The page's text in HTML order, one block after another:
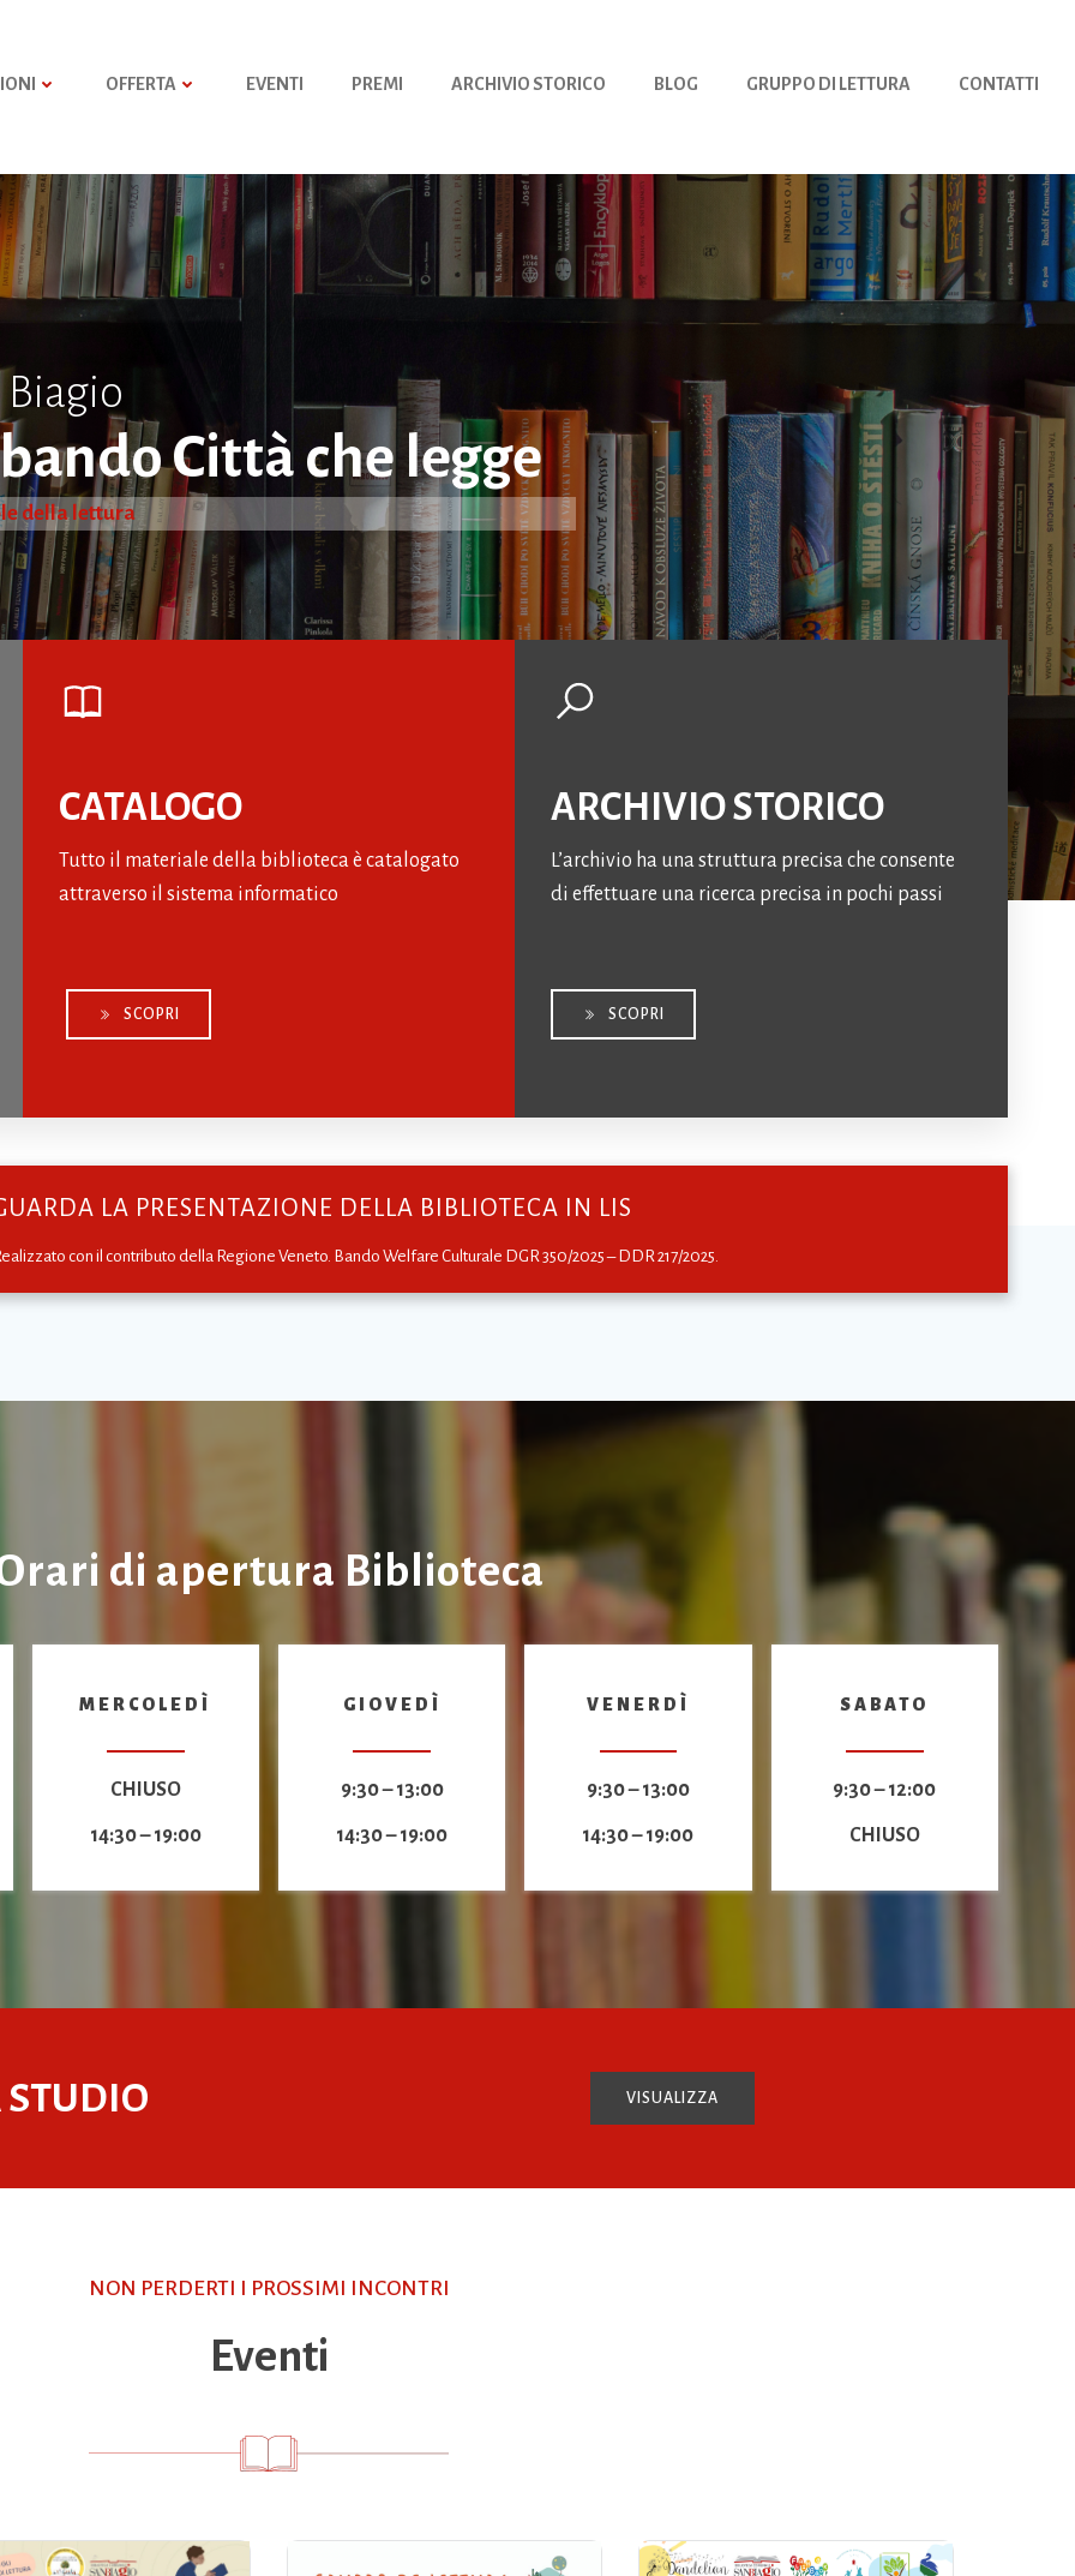
OFFERTA EVENTI PREMI ARCHIVIO STORICO BLOG GRUPPO DI LETTURA CONTATTI
Città che legge
della lettura
CATALOGO
Tutto il materiale della biblioteca è catalogato
attraverso il sistema informatico
SCOPRI
ARCHIVIO STORICO
L’archivio ha una struttura precisa che consente
di effettuare una ricerca precisa in pochi passi
SCOPRI
LA PRESENTAZIONE DELLA BIBLIOTECA IN LIS
con il contributo della Regione Veneto. Bando Welfare Culturale DGR 350/2025 – DDR 217/2025.
di apertura Biblioteca
MERCOLEDÌ
CHIUSO
14:30 – 19:00
GIOVEDÌ
9:30 – 13:00
14:30 – 19:00
VENERDÌ
9:30 – 13:00
14:30 – 19:00
SABATO
9:30 – 12:00
CHIUSO
STUDIO VISUALIZZA
NON PERDERTI I PROSSIMI INCONTRI
Eventi